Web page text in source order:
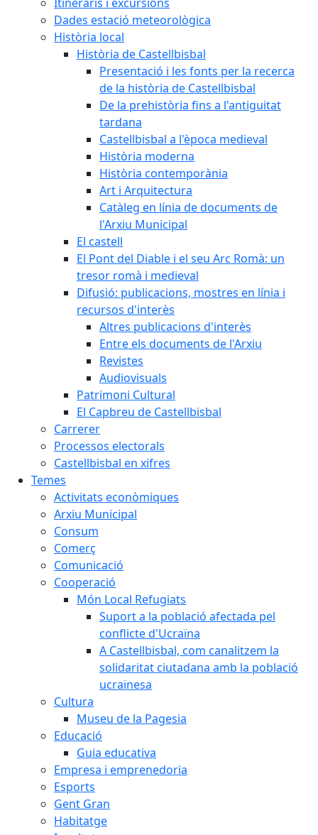
Dades estació meteorològica
Història local
Història de Castellbisbal
Presentació i les fonts per la recerca
de la història de Castellbisbal
De la prehistòria fins a l'antiguitat
tardana
Castellbisbal a l'època medieval
Història moderna
Història contemporània
Art i Arquitectura
Catàleg en línia de documents de
l'Arxiu Municipal
El castell
El Pont del Diable i el seu Arc Romà: un
tresor romà i medieval
Difusió: publicacions, mostres en línia i
recursos d'interès
Altres publicacions d'interès
Entre els documents de l'Arxiu
Revistes
Audiovisuals
Patrimoni Cultural
El Capbreu de Castellbisbal
Carrerer
Processos electorals
Castellbisbal en xifres
Temes
Activitats econòmiques
Arxiu Municipal
Consum
Comerç
Comunicació
Cooperació
Món Local Refugiats
Suport a la població afectada pel
conflicte d'Ucraïna
A Castellbisbal, com canalitzem la
solidaritat ciutadana amb la població
ucraïnesa
Cultura
Museu de la Pagesia
Educació
Guia educativa
Empresa i emprenedoria
Esports
Gent Gran
Habitatge